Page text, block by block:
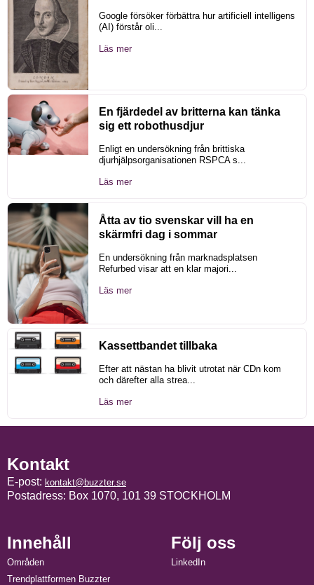
Google försöker förbättra hur artificiell intelligens
(AI) förstår oli...
Läs mer
En fjärdedel av britterna kan tänka
sig ett robothusdjur
Enligt en undersökning från brittiska
djurhjälpsorganisationen RSPCA s...
Läs mer
Åtta av tio svenskar vill ha en
skärmfri dag i sommar
En undersökning från marknadsplatsen
Refurbed visar att en klar majori...
Läs mer
Kassettbandet tillbaka
Efter att nästan ha blivit utrotat när CDn kom
och därefter alla strea...
Läs mer
Kontakt
E-post: kontakt@buzzter.se
Postadress: Box 1070, 101 39 STOCKHOLM
Innehåll
Områden
Trendplattformen Buzzter
Följ oss
LinkedIn